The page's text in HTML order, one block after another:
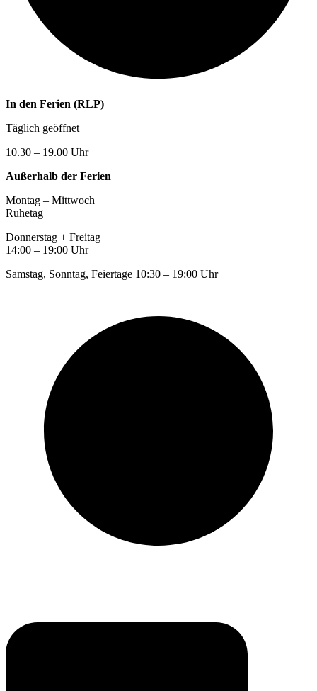
In den Ferien (RLP)
Täglich geöffnet
10.30 – 19.00 Uhr
Außerhalb der Ferien
Montag – Mittwoch
Ruhetag
Donnerstag + Freitag
14:00 – 19:00 Uhr
Samstag, Sonntag, Feiertage 10:30 – 19:00 Uhr